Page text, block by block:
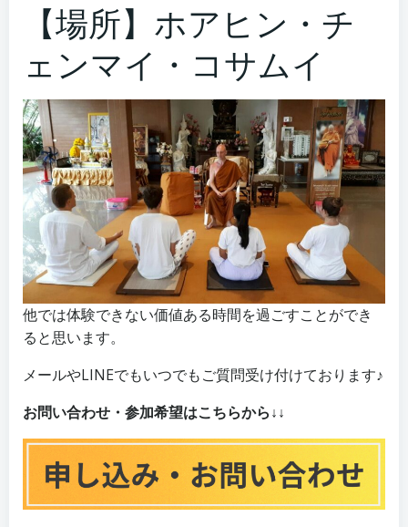
【場所】ホアヒン・チ
ェンマイ・コサムイ
他では体験できない価値ある時間を過ごすことができ
ると思います。
メールやLINEでもいつでもご質問受け付けております♪
お問い合わせ・参加希望はこちらから↓↓